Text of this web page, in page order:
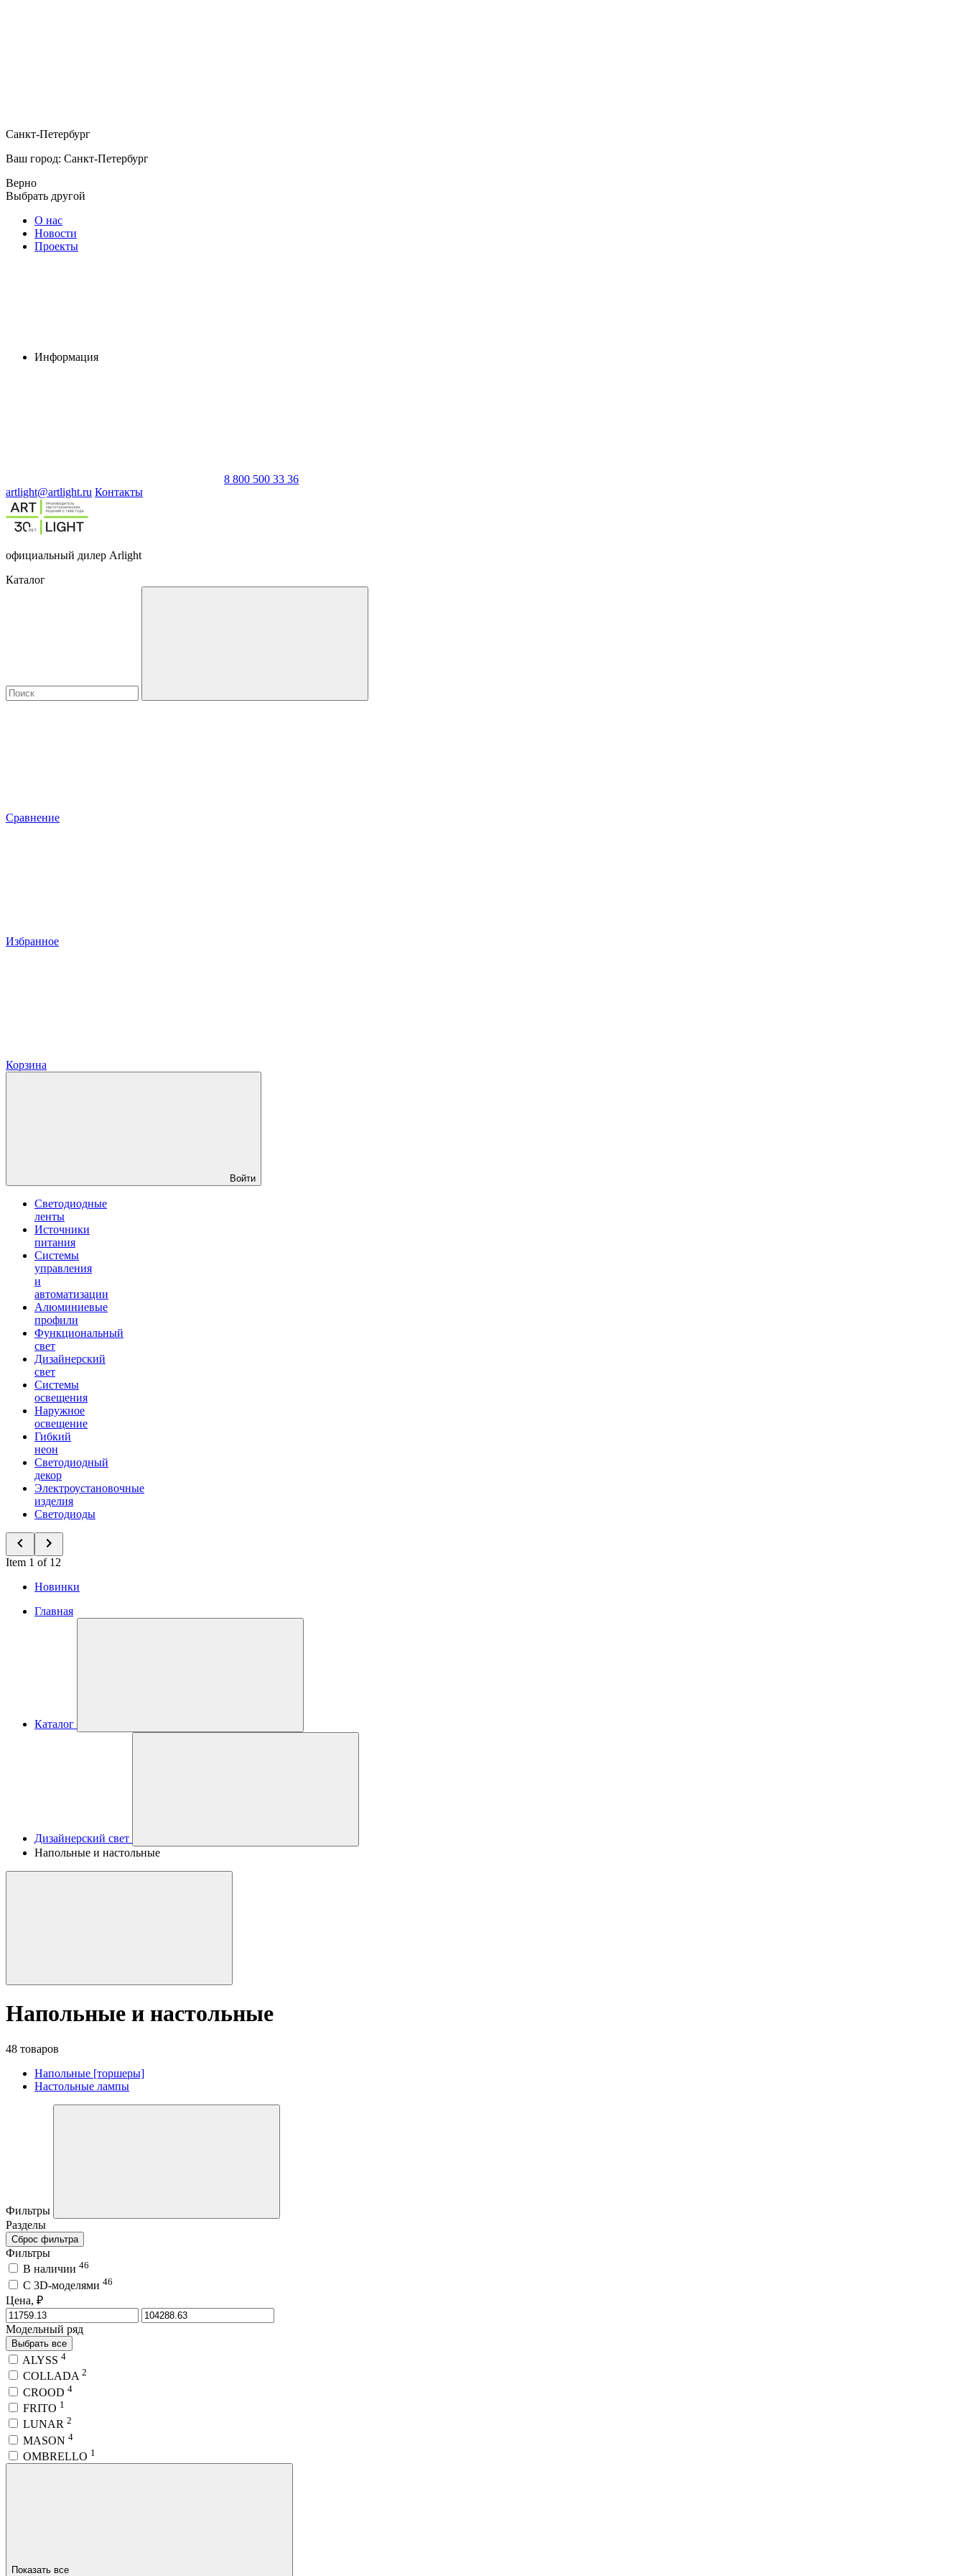
Санкт-Петербург
Ваш город: Санкт-Петербург
Верно
Выбрать другой
О нас
Новости
Проекты
Информация
8 800 500 33 36
artlight@artlight.ru Контакты
официальный дилер Arlight
Каталог
Сравнение
Избранное
Корзина
Войти
Светодиодные
ленты
Источники
питания
Системы
управления
и
автоматизации
Алюминиевые
профили
Функциональный
свет
Дизайнерский
свет
Системы
освещения
Наружное
освещение
Гибкий
неон
Светодиодный
декор
Электроустановочные
изделия
Светодиоды
Item 1 of 12
Новинки
Главная
Каталог
Дизайнерский свет
Напольные и настольные
Напольные и настольные
48 товаров
Напольные [торшеры]
Настольные лампы
Фильтры
Разделы
Сброс фильтра
Фильтры
В наличии 46
C 3D-моделями 46
Цена, ₽
Модельный ряд
Выбрать все
ALYSS 4
COLLADA 2
CROOD 4
FRITO 1
LUNAR 2
MASON 4
OMBRELLO 1
Показать все